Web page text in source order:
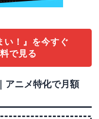
い！』を今すぐ
で見る
アニメ特化で月額